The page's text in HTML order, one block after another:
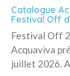
Catalogue
Festival Off
Festival Off
Acquaviva
juillet 2026.